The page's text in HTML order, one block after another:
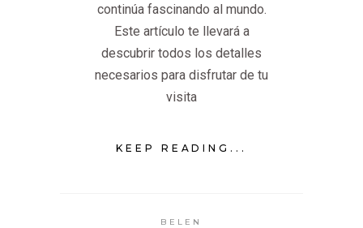
continúa fascinando al mundo.
Este artículo te llevará a
descubrir todos los detalles
necesarios para disfrutar de tu
visita
KEEP READING...
BELEN